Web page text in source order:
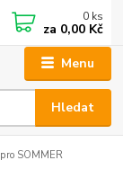
Menu
Hledat
0 ks
za 0,00 Kč
pro SOMMER